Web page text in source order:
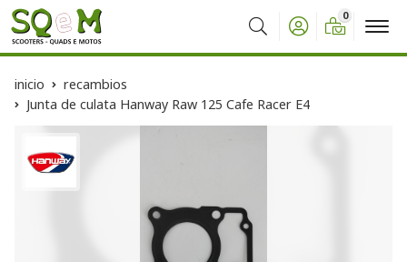
Buscar
0
inicio
recambios
Junta de culata Hanway Raw 125 Cafe Racer E4